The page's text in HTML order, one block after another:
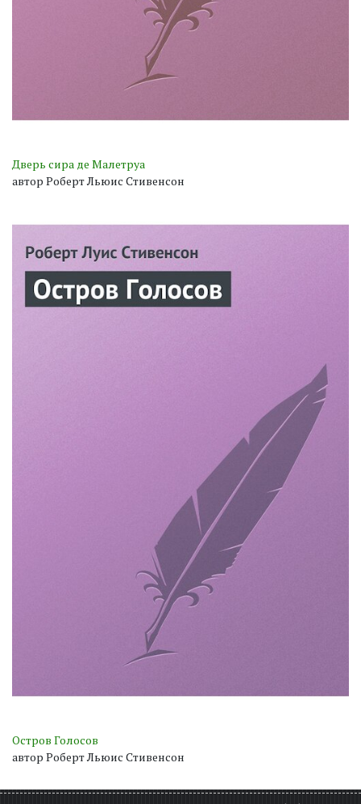
Дверь сира де Малетруа
автор Роберт Льюис Стивенсон
Остров Голосов
автор Роберт Льюис Стивенсон